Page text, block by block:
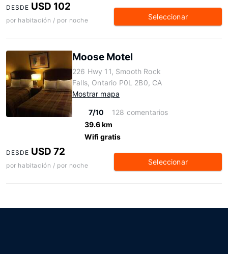
DESDE USD 102
por habitación / por noche Seleccionar
Moose Motel
226 Hwy 11, Smooth Rock
Falls, Ontario P0L 2B0, CA
Mostrar mapa
7/10
128 comentarios
39.6 km
Wifi gratis
DESDE USD 72
por habitación / por noche Seleccionar